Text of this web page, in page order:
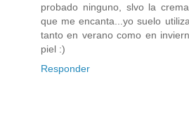
probado ninguno, slvo la
que me encanta...yo suelo
tanto en verano como en
piel :)
Responder